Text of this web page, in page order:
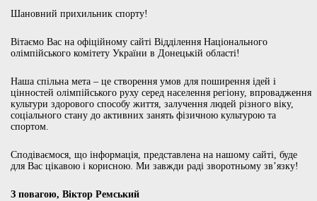
Шановний прихильник спорту!
Вітаємо Вас на офіційному сайті Відділення Національного
олімпійського комітету України в Донецькій області!
Наша спільна мета – це створення умов для поширення ідей і
цінностей олімпійського руху серед населення регіону, впровадження
культури здорового способу життя, залучення людей різного віку,
соціального стану до активних занять фізичною культурою та
спортом.
Сподіваємося, що інформація, представлена на нашому сайті, буде
для Вас цікавою і корисною. Ми завжди раді зворотньому зв’язку!
З повагою, Віктор Ремський